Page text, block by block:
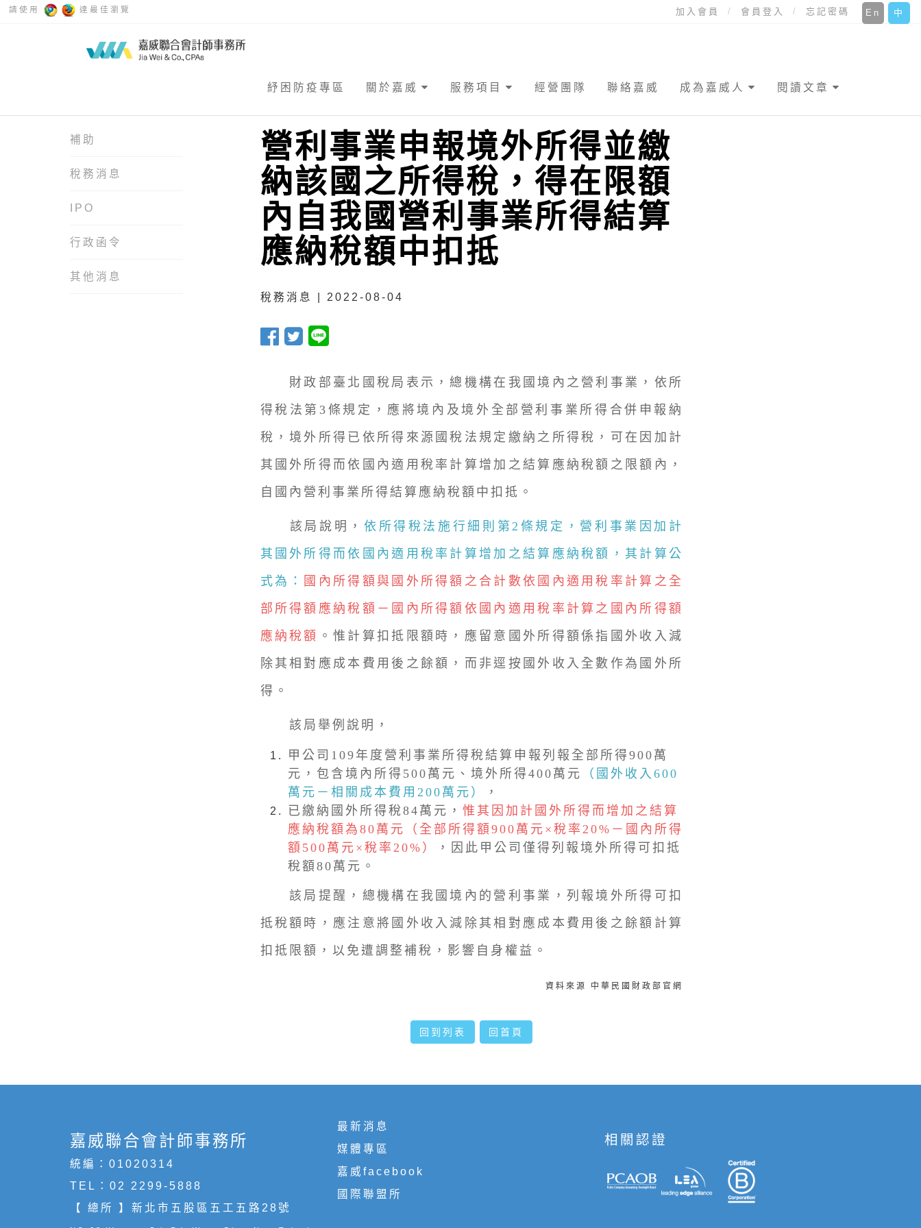
請使用 達最佳瀏覽 中
En
加入會員 會員登入 忘記密碼
紓困防疫專區 關於嘉威 服務項目 經營團隊 聯絡嘉威 成為嘉威人 閱讀文章
補助
稅務消息
IPO
行政函令
其他消息
營利事業申報境外所得並繳
納該國之所得稅，得在限額
內自我國營利事業所得結算
應納稅額中扣抵
稅務消息 | 2022-08-04
財政部臺北國稅局表示，總機構在我國境內之營利事業，依所
得稅法第3條規定，應將境內及境外全部營利事業所得合併申報納
稅，境外所得已依所得來源國稅法規定繳納之所得稅，可在因加計
其國外所得而依國內適用稅率計算增加之結算應納稅額之限額內，
自國內營利事業所得結算應納稅額中扣抵。
該局說明， 依所得稅法施行細則第2條規定，營利事業因加計
其國外所得而依國內適用稅率計算增加之結算應納稅額，其計算公
式為：
國內所得額與國外所得額之合計數依國內適用稅率計算之全
部所得額應納稅額－國內所得額依國內適用稅率計算之國內所得額
應納稅額 。惟計算扣抵限額時，應留意國外所得額係指國外收入減
除其相對應成本費用後之餘額，而非逕按國外收入全數作為國外所
得。
該局舉例說明，
甲公司109年度營利事業所得稅結算申報列報全部所得900萬
元，包含境內所得500萬元、境外所得400萬元
（國外收入600
萬元－相關成本費用200萬元）
，
已繳納國外所得稅84萬元， 惟其因加計國外所得而增加之結算
應納稅額為80萬元（全部所得額900萬元×稅率20%－國內所得
額500萬元×稅率20%）
，因此甲公司僅得列報境外所得可扣抵
稅額80萬元。
該局提醒，總機構在我國境內的營利事業，列報境外所得可扣
抵稅額時，應注意將國外收入減除其相對應成本費用後之餘額計算
扣抵限額，以免遭調整補稅，影響自身權益。
資料來源 中華民國財政部官網
回到列表 回首頁
嘉威聯合會計師事務所
統編：01020314
TEL： 02 2299-5888
【 總所 】新北市五股區五工五路28號
最新消息
媒體專區
嘉威facebook
國際聯盟所
相關認證